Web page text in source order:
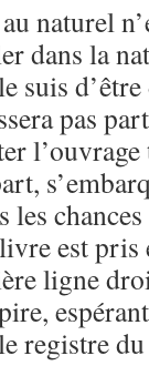
naturel
dans la
suis
pas
les
est pris
ligne
registre